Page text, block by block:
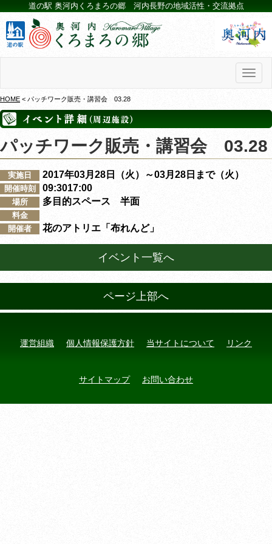
道の駅 奥河内くろまろの郷 河内長野の地域活性・交流拠点
HOME < パッチワーク販売・講習会 03.28
パッチワーク販売・講習会 03.28
実施日 2017年03月28日（火）～03月28日まで（火）
開催時刻 09:3017:00
場所 多目的スペース 半面
料金
開催者
花のアトリエ「布れんど」
イベント一覧へ
ページ上部へ
運営組織 個人情報保護方針 当サイトについて リンク
サイトマップ お問い合わせ